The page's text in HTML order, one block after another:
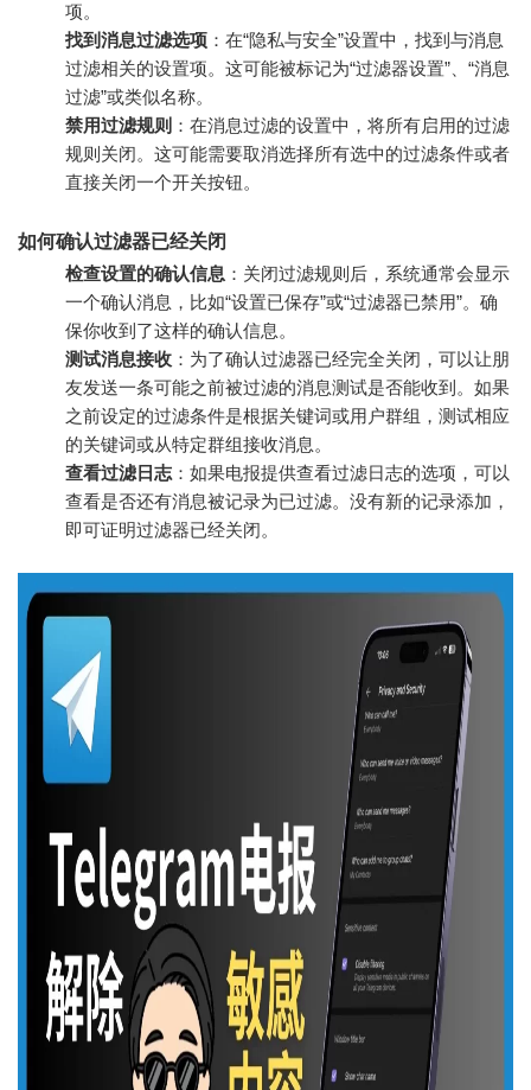
项。
找到消息过滤选项 ：在“隐私与安全”设置中，找到与消息
过滤相关的设置项。这可能被标记为“过滤器设置”、“消息
过滤”或类似名称。
禁用过滤规则 ：在消息过滤的设置中，将所有启用的过滤
规则关闭。这可能需要取消选择所有选中的过滤条件或者
直接关闭一个开关按钮。
如何确认过滤器已经关闭
检查设置的确认信息 ：关闭过滤规则后，系统通常会显示
一个确认消息，比如“设置已保存”或“过滤器已禁用”。确
保你收到了这样的确认信息。
测试消息接收 ：为了确认过滤器已经完全关闭，可以让朋
友发送一条可能之前被过滤的消息测试是否能收到。如果
之前设定的过滤条件是根据关键词或用户群组，测试相应
的关键词或从特定群组接收消息。
查看过滤日志 ：如果电报提供查看过滤日志的选项，可以
查看是否还有消息被记录为已过滤。没有新的记录添加，
即可证明过滤器已经关闭。